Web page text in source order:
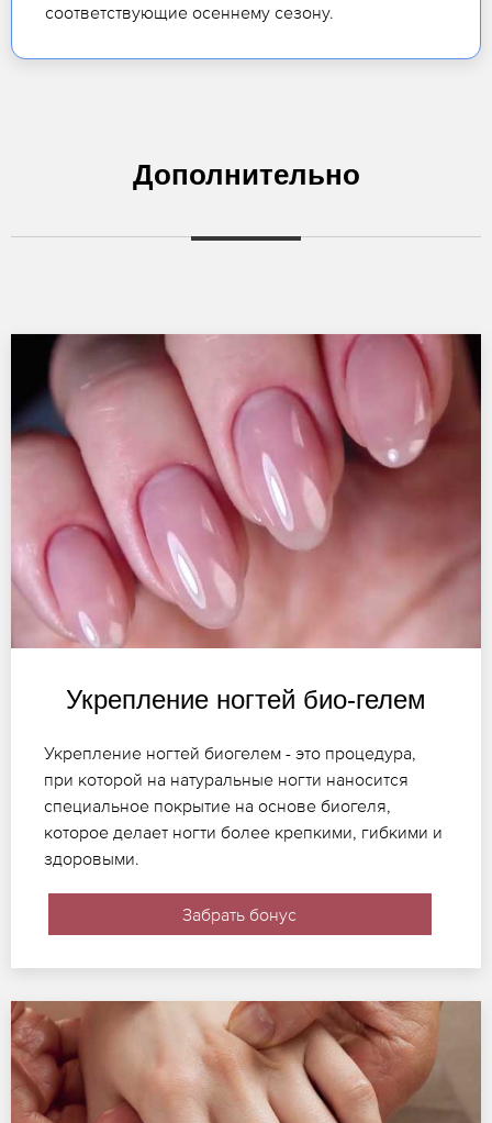
соответствующие осеннему сезону.
Дополнительно
Укрепление ногтей био-гелем
Укрепление ногтей биогелем - это процедура,
при которой на натуральные ногти наносится
специальное покрытие на основе биогеля,
которое делает ногти более крепкими, гибкими и
здоровыми.
Забрать бонус